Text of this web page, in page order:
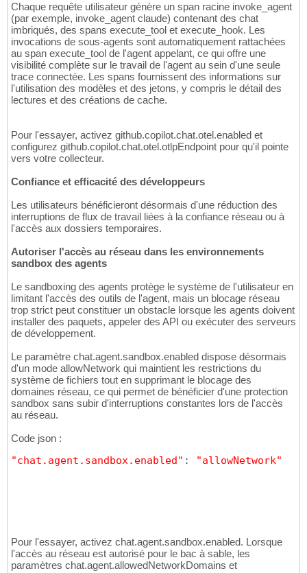
Chaque requête utilisateur génère un span racine invoke_agent
(par exemple, invoke_agent claude) contenant des chat
imbriqués, des spans execute_tool et execute_hook. Les
invocations de sous-agents sont automatiquement rattachées
au span execute_tool de l'agent appelant, ce qui offre une
visibilité complète sur le travail de l'agent au sein d'une seule
trace connectée. Les spans fournissent des informations sur
l'utilisation des modèles et des jetons, y compris le détail des
lectures et des créations de cache.
Pour l'essayer, activez github.copilot.chat.otel.enabled et
configurez github.copilot.chat.otel.otlpEndpoint pour qu'il pointe
vers votre collecteur.
Confiance et efficacité des développeurs
Les utilisateurs bénéficieront désormais d'une réduction des
interruptions de flux de travail liées à la confiance réseau ou à
l'accès aux dossiers temporaires.
Autoriser l'accès au réseau dans les environnements
sandbox des agents
Le sandboxing des agents protège le système de l'utilisateur en
limitant l'accès des outils de l'agent, mais un blocage réseau
trop strict peut constituer un obstacle lorsque les agents doivent
installer des paquets, appeler des API ou exécuter des serveurs
de développement.
Le paramètre chat.agent.sandbox.enabled dispose désormais
d'un mode allowNetwork qui maintient les restrictions du
système de fichiers tout en supprimant le blocage des
domaines réseau, ce qui permet de bénéficier d'une protection
sandbox sans subir d'interruptions constantes lors de l'accès
au réseau.
Code json :
"chat.agent.sandbox.enabled" : "allowNetwork"
Pour l'essayer, activez chat.agent.sandbox.enabled. Lorsque
l'accès au réseau est autorisé pour le bac à sable, les
paramètres chat.agent.allowedNetworkDomains et